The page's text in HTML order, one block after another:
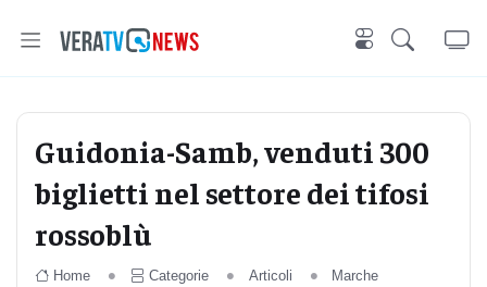
Guidonia-Samb, venduti 300
biglietti nel settore dei tifosi
rossoblù
Home Categorie Articoli Marche